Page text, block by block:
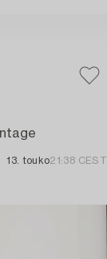
13. touko21:38 CEST